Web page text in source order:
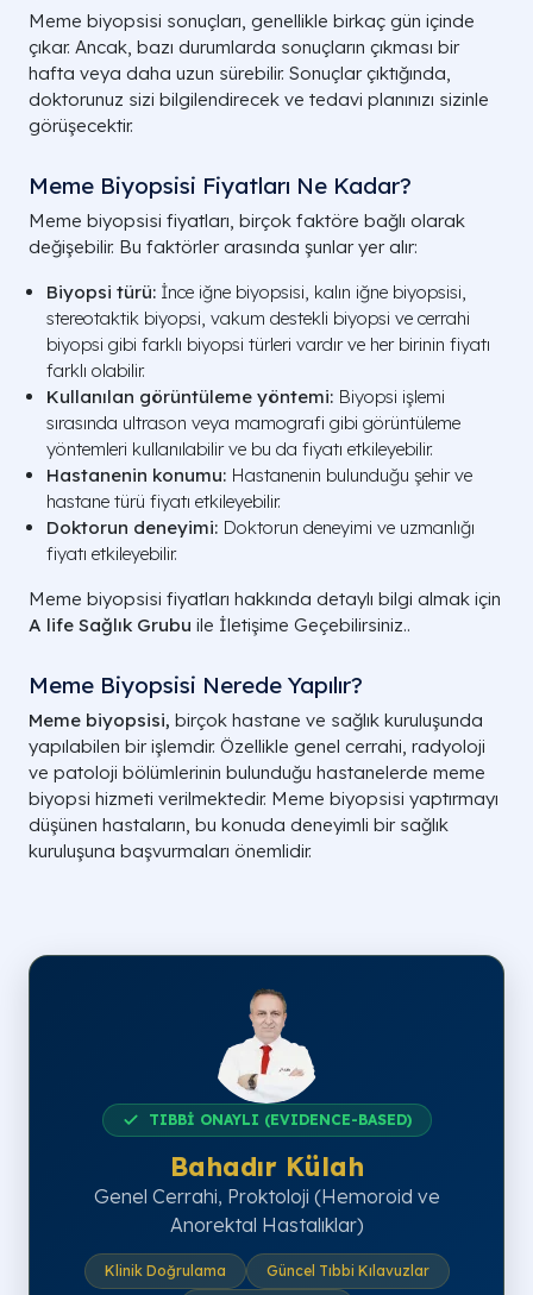
Meme biyopsisi sonuçları, genellikle birkaç gün içinde
çıkar. Ancak, bazı durumlarda sonuçların çıkması bir
hafta veya daha uzun sürebilir. Sonuçlar çıktığında,
doktorunuz sizi bilgilendirecek ve tedavi planınızı sizinle
görüşecektir.
Meme Biyopsisi Fiyatları Ne Kadar?
Meme biyopsisi fiyatları, birçok faktöre bağlı olarak
değişebilir. Bu faktörler arasında şunlar yer alır:
Biyopsi türü: İnce iğne biyopsisi, kalın iğne biyopsisi,
stereotaktik biyopsi, vakum destekli biyopsi ve cerrahi
biyopsi gibi farklı biyopsi türleri vardır ve her birinin fiyatı
farklı olabilir.
Kullanılan görüntüleme yöntemi: Biyopsi işlemi
sırasında ultrason veya mamografi gibi görüntüleme
yöntemleri kullanılabilir ve bu da fiyatı etkileyebilir.
Hastanenin konumu: Hastanenin bulunduğu şehir ve
hastane türü fiyatı etkileyebilir.
Doktorun deneyimi: Doktorun deneyimi ve uzmanlığı
fiyatı etkileyebilir.
Meme biyopsisi fiyatları hakkında detaylı bilgi almak için
A life Sağlık Grubu ile İletişime Geçebilirsiniz..
Meme Biyopsisi Nerede Yapılır?
Meme biyopsisi, birçok hastane ve sağlık kuruluşunda
yapılabilen bir işlemdir. Özellikle genel cerrahi, radyoloji
ve patoloji bölümlerinin bulunduğu hastanelerde meme
biyopsi hizmeti verilmektedir. Meme biyopsisi yaptırmayı
düşünen hastaların, bu konuda deneyimli bir sağlık
kuruluşuna başvurmaları önemlidir.
TIBBİ ONAYLI (EVIDENCE-BASED)
Bahadır Külah
Genel Cerrahi, Proktoloji (Hemoroid ve
Anorektal Hastalıklar)
Klinik Doğrulama
Güncel Tıbbi Kılavuzlar